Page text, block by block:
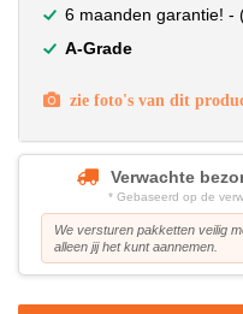
6 maanden garantie! -
A-Grade
zie foto's van dit
Verwachte
* Gebaseerd op de
We versturen pakketten veilig
alleen jij het kunt aannemen.